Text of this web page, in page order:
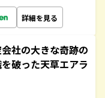
詳細を見る
社の大きな奇跡の
破った天草エアラ